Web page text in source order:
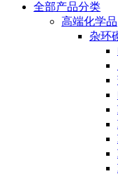
全部产品分类
高端化学品
杂环